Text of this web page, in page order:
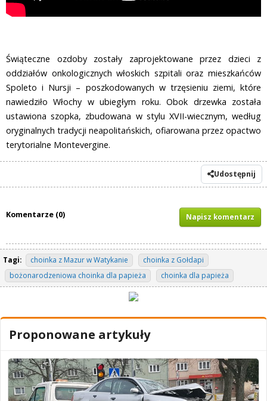
Świąteczne ozdoby zostały zaprojektowane przez dzieci z
oddziałów onkologicznych włoskich szpitali oraz mieszkańców
Spoleto i Nursji – poszkodowanych w trzęsieniu ziemi, które
nawiedziło Włochy w ubiegłym roku. Obok drzewka została
ustawiona szopka, zbudowana w stylu XVII-wiecznym, według
oryginalnych tradycji neapolitańskich, ofiarowana przez opactwo
terytorialne Montevergine.
Udostępnij
Komentarze (0) Napisz komentarz
Tagi: choinka z Mazur w Watykanie
choinka z Gołdapi
bożonarodzeniowa choinka dla papieża
choinka dla papieża
Proponowane artykuły